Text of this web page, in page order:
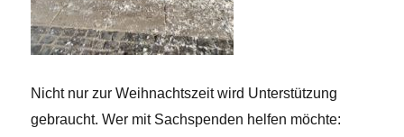
Nicht nur zur Weihnachtszeit wird Unterstützung
gebraucht. Wer mit Sachspenden helfen möchte: